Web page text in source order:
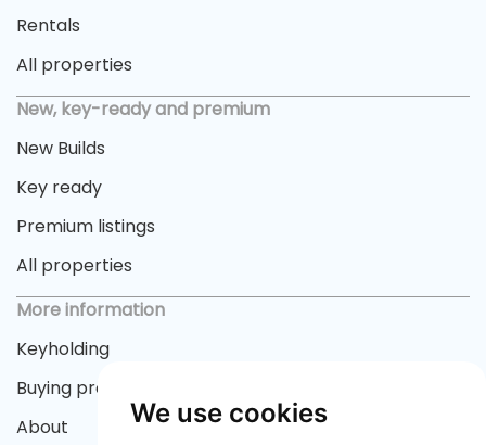
We use cookies
Rentals
All properties
New, key-ready and premium
New Builds
Key ready
Premium listings
All properties
More information
Keyholding
Buying process
About